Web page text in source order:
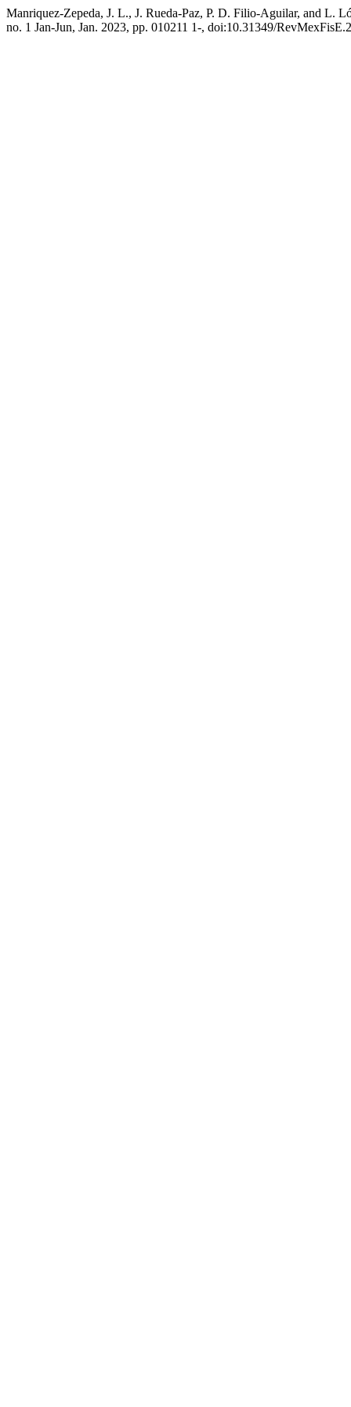
Manriquez-Zepeda, J. L., J. Rueda-Paz, P. D. Filio-Aguilar, and L.
no. 1 Jan-Jun, Jan. 2023, pp. 010211 1-, doi:10.31349/